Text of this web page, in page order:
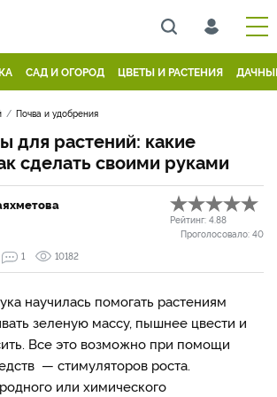
САД И ОГОРОД ЦВЕТЫ И РАСТЕНИЯ
Почва и удобрения
для растений: какие
сделать своими руками
Рейтинг: 4.88
Проголосовало: 40
1 10182
научилась помогать растениям
зеленую массу, пышнее цвести и
Все это возможно при помощи
— стимуляторов роста.
или химического